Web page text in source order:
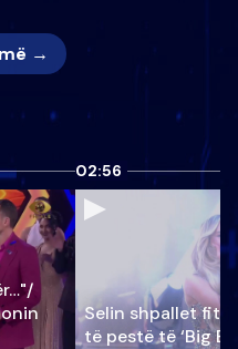
→
02:56
Selin shpallet
të pestë të ‘Big